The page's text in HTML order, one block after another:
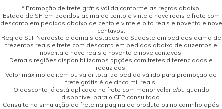
* Promoção de frete grátis válida conforme as regras abaixo:
Estado de SP em pedidos acima de cento e vinte e nove reais e frete com
desconto em pedidos abaixo de cento e vinte e oito reais e noventa e nove
centavos.
Região Sul, Nordeste e demais estados do Sudeste em pedidos acima de
trezentos reais e frete com desconto em pedidos abaixo de duzentos e
noventa e nove reais e noventa e nove centavos.
Demais regiões disponibilizamos opções com fretes diferenciados e
reduzidos.
Valor máximo do item ou valor total do pedido válido para promoção de
frete grátis é de cinco mil reais.
O desconto já está aplicado no frete com menor valor e/ou quando
disponível para o CEP consultado.
Consulte na simulação do frete na página do produto ou no carrinho após